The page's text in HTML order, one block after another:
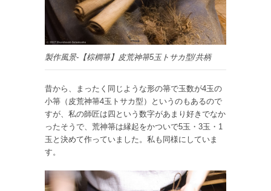
製作風景-【棕櫚箒】皮荒神箒5玉トサカ型/共柄
昔から、まったく同じような形の箒で玉数が4玉の
小箒（皮荒神箒4玉トサカ型）というのもあるので
すが、私の師匠は四という数字があまり好きでなか
ったそうで、荒神箒は縁起をかついで5玉・3玉・1
玉と決めて作っていました。私も同様にしていま
す。